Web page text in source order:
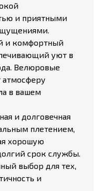
и приятными
и комфортный
уют в
Велюровые
атмосферу
в вашем
и долговечная
плетением,
хорошую
срок службы.
выбор для тех,
и